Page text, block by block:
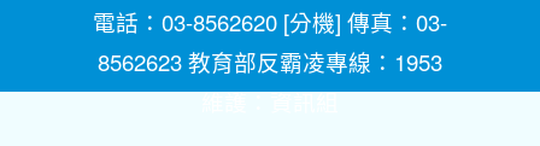
電話：03-8562620 [分機] 傳真：03-
8562623 教育部反霸凌專線：1953
維護：資訊組